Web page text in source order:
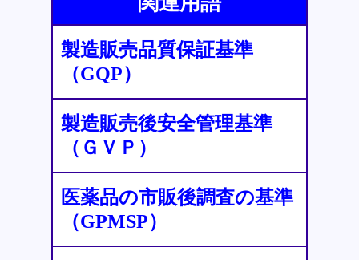
製造販売品質保証基準
（GQP）
製造販売後安全管理基準
（ＧＶＰ）
医薬品の市販後調査の基準
（GPMSP）